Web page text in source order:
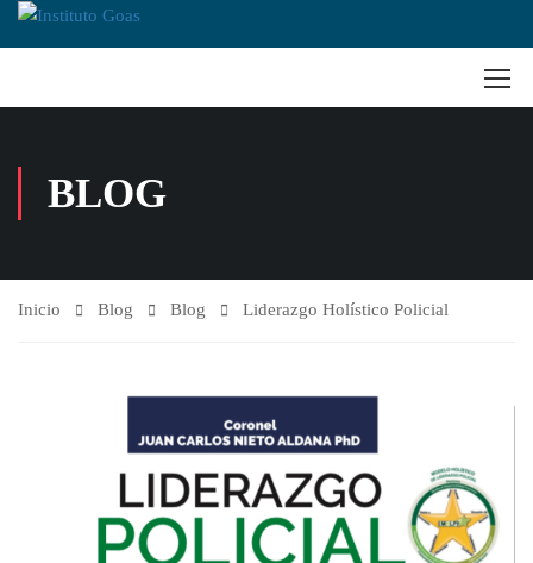
BLOG
Inicio Blog Blog Liderazgo Holístico Policial